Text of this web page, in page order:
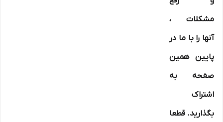
مشکلات ،
آنها را با ما در
پایین همین
صفحه به
اشتراک
بگذارید. قطعا